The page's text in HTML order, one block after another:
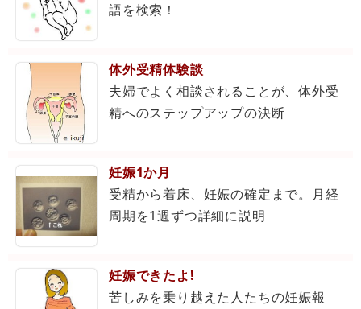
語を検索！
体外受精体験談
夫婦でよく相談されることが、体外受
精へのステップアップの決断
妊娠1か月
受精から着床、妊娠の確定まで。月経
周期を1週ずつ詳細に説明
妊娠できたよ!
苦しみを乗り越えた人たちの妊娠報